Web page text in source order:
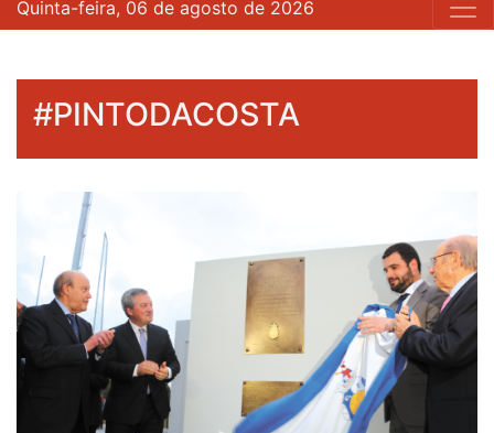
Quinta-feira, 06 de agosto de 2026
#PINTODACOSTA